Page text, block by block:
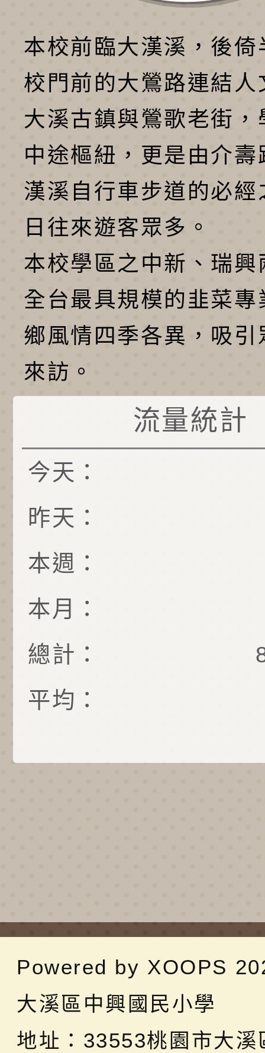
本校前臨大漢溪，後倚
校門前的大鶯路連結人
大溪古鎮與鶯歌老街，
中途樞紐，更是由介壽
漢溪自行車步道的必經
日往來遊客眾多。
本校學區之中新、瑞興
全台最具規模的韭菜專
鄉風情四季各異，吸引
來訪。
流量統計
今天：
昨天：
本週：
本月：
總計：
平均：
Powered by XOOPS
大溪區中興國民小學
地址： 33553桃園市大溪